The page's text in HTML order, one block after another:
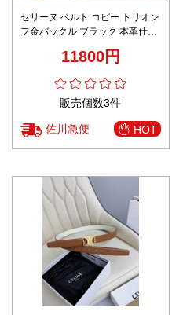
セリーヌ ベルト コピー トリオン
フ金バックル ブラック 本革仕様
確実に届く11800円
販売個数3件
佐川急便 HOT